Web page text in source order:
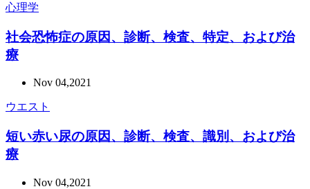
心理学
社会恐怖症の原因、診断、検査、特定、および治
療
Nov 04,2021
ウエスト
短い赤い尿の原因、診断、検査、識別、および治
療
Nov 04,2021